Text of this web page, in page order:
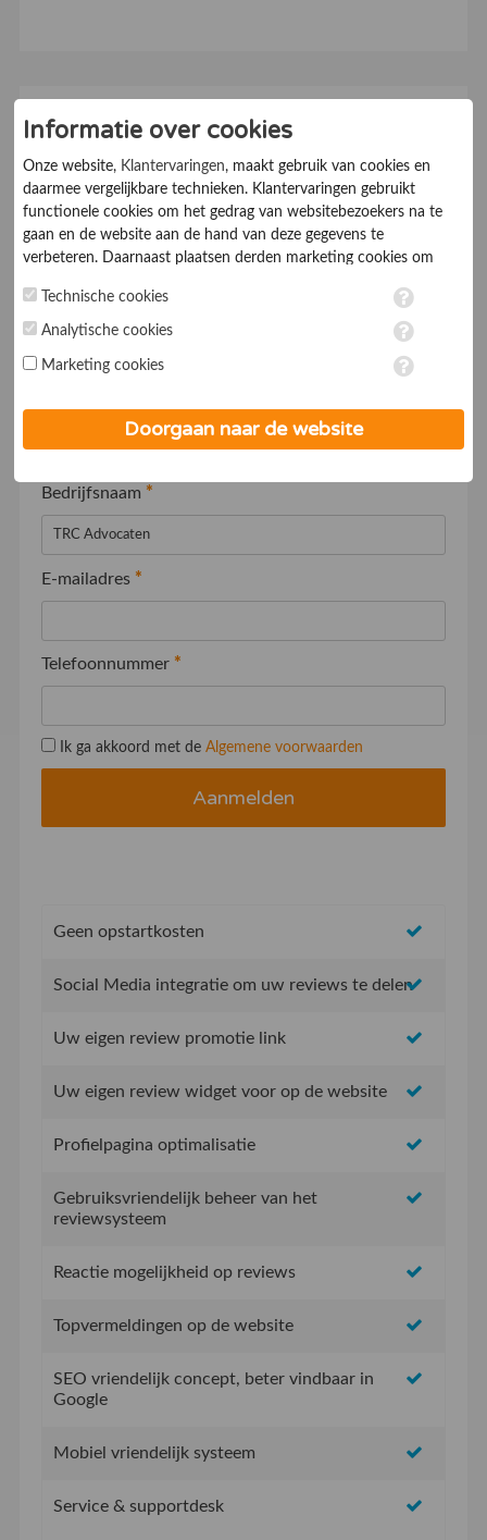
Schrijf u direct in en
claim uw bedrijf
Klantervaringen Online maakt het mogelijk om de
waardering die klanten uitspreken over uw bedrijf
potentiële nieuwe klanten.
Uw gegevens
Naam*
Bedrijfsnaam *
E-mailadres *
Telefoonnummer *
Ik ga akkoord met de Algemene voorwaarden
Geen opstartkosten
Social Media integratie om uw reviews te delen
Uw eigen review promotie link
Uw eigen review widget voor op de website
Profielpagina optimalisatie
Gebruiksvriendelijk beheer van het
reviewsysteem
Reactie mogelijkheid op reviews
Topvermeldingen op de website
SEO vriendelijk concept, beter vindbaar in
Google
Mobiel vriendelijk systeem
Service & supportdesk
Informatie over cookies
Onze website, Klantervaringen, maakt gebruik van cookies en
daarmee vergelijkbare technieken. Klantervaringen gebruikt
functionele cookies om het gedrag van websitebezoekers na te
gaan en de website aan de hand van deze gegevens te
verbeteren. Daarnaast plaatsen derden marketing cookies om
marketing cookies worden persoonsgegevens verwerkt. Je geeft
toestemming voor deze verwerking wanneer je hieronder een
op ieder moment aanpassen in de
. Lees voor meer
Technische cookies
Analytische cookies
Marketing cookies
Doorgaan naar de website